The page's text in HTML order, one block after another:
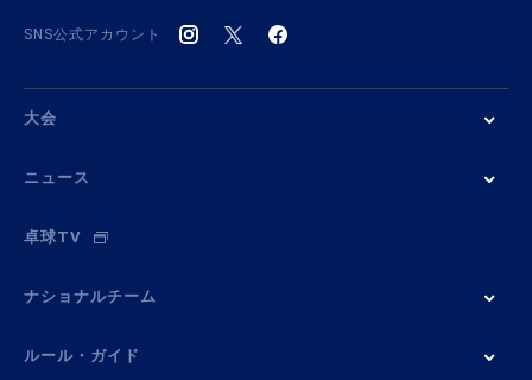
SNS公式アカウント
大会
ニュース
卓球TV
ナショナルチーム
ルール・ガイド